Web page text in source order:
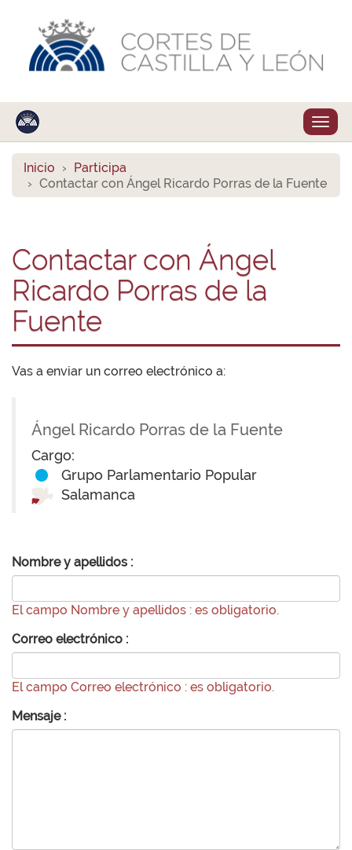
Inicio
Participa
Contactar con Ángel Ricardo Porras de la Fuente
Contactar con Ángel
Ricardo Porras de la
Fuente
Vas a enviar un correo electrónico a:
Ángel Ricardo Porras de la Fuente
Cargo:
Grupo Parlamentario Popular
Salamanca
Nombre y apellidos :
El campo Nombre y apellidos : es obligatorio.
Correo electrónico :
El campo Correo electrónico : es obligatorio.
Mensaje :